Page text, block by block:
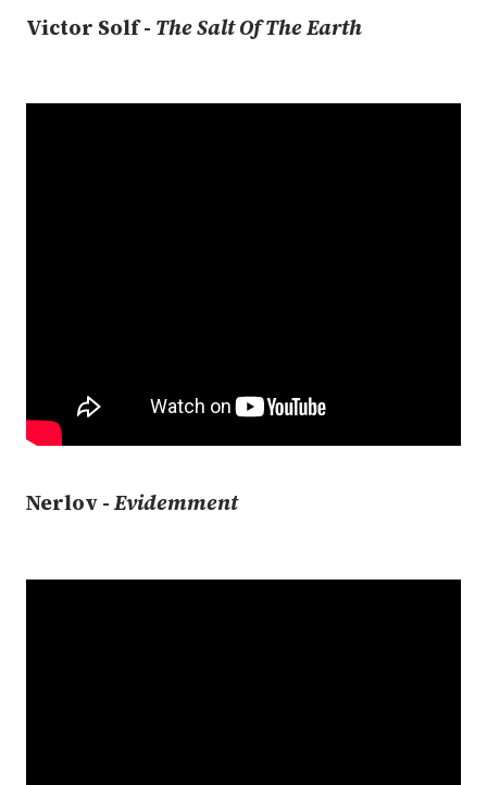
Victor Solf - The Salt Of The Earth
Nerlov -Evidemment